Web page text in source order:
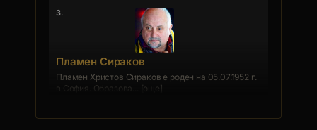
3.
Пламен Сираков
Пламен Христов Сираков е роден на 05.07.1952 г.
в София. Образова... [още]